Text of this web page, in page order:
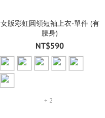
女版彩虹圓領短袖上衣-單件 (有
腰身)
NT$590
+ 2